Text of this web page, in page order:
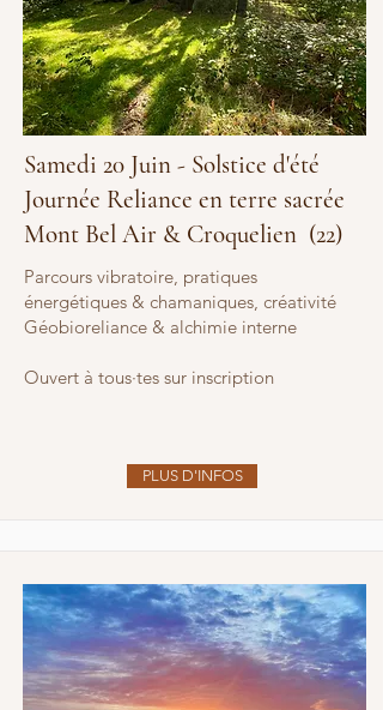
Samedi 20 Juin - Solstice d'été
Journée Reliance en terre sacrée
Mont Bel Air & Croquelien (22)
​Parcours vibratoire, pratiques
énergétiques & chamaniques, créativité
Géobioreliance & alchimie interne
Ouvert à tous·tes sur inscription
PLUS D'INFOS